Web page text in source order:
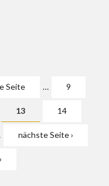
Seite … 9
13 14
nächste Seite ›